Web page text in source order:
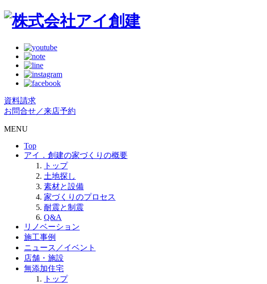
資料請求
お問合せ／来店予約
MENU
Top
アイ．創建の家づくりの概要
トップ
土地探し
素材と設備
家づくりのプロセス
耐震と制震
Q&A
リノベーション
施工事例
ニュース／イベント
店舗・施設
無添加住宅
トップ